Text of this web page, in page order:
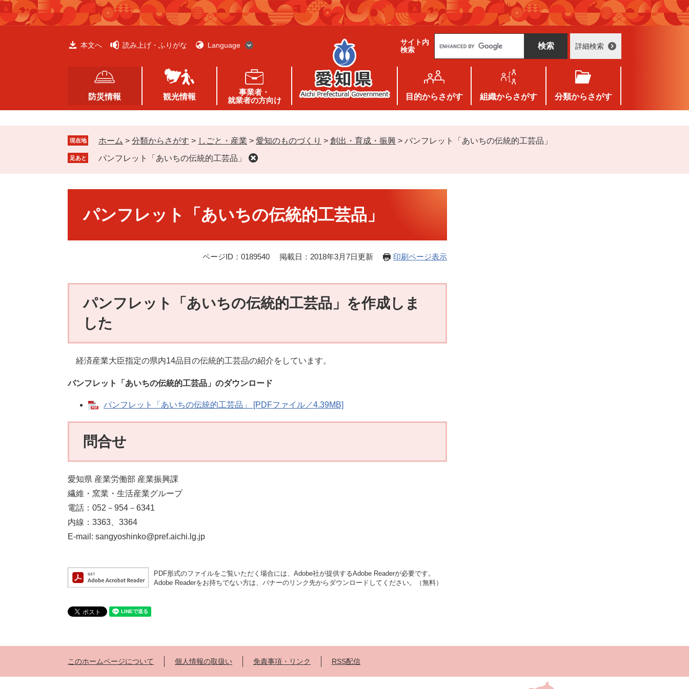
ペ
ー
メ
ニ
本文へ 読み上げ・ふりがな Language
サイト内
検索
g
e
カ
タ
ム
検
詳細検索
防災情報 観光情報
事業者・
就業者の方向け
目的からさがす 組織からさがす 分類からさがす
現在地 ホーム > 分類からさがす > しごと・産業 > 愛知のものづくり > 創出・育成・振興 > パンフレット「あいちの伝統的工芸品」
足あと パンフレット「あいちの伝統的工芸品」
パンフレット「あいちの伝統的工芸品」
ページID：0189540 掲載日：2018年3月7日更新 印刷ページ表示
パンフレット「あいちの伝統的工芸品」を作成しま
した
経済産業大臣指定の県内14品目の伝統的工芸品の紹介をしています。
パンフレット「あいちの伝統的工芸品」のダウンロード
パンフレット「あいちの伝統的工芸品」 [PDFファイル／4.39MB]
問合せ
愛知県 産業労働部 産業振興課
繊維・窯業・生活産業グループ
電話：052－954－6341
内線：3363、3364
E-mail: sangyoshinko@pref.aichi.lg.jp
PDF形式のファイルをご覧いただく場合には、Adobe社が提供するAdobe Readerが必要です。
Adobe Readerをお持ちでない方は、バナーのリンク先からダウンロードしてください。（無料）
このホームページについて 個人情報の取扱い 免責事項・リンク RSS配信